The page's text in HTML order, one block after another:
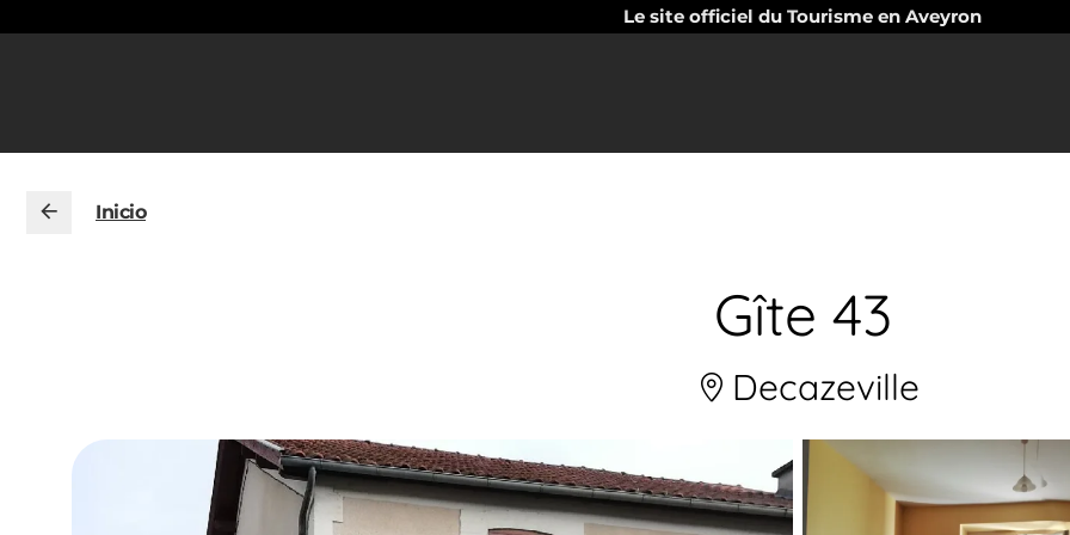
Le site officiel du Tourisme en Aveyron
Inicio
Gîte 43
Decazeville